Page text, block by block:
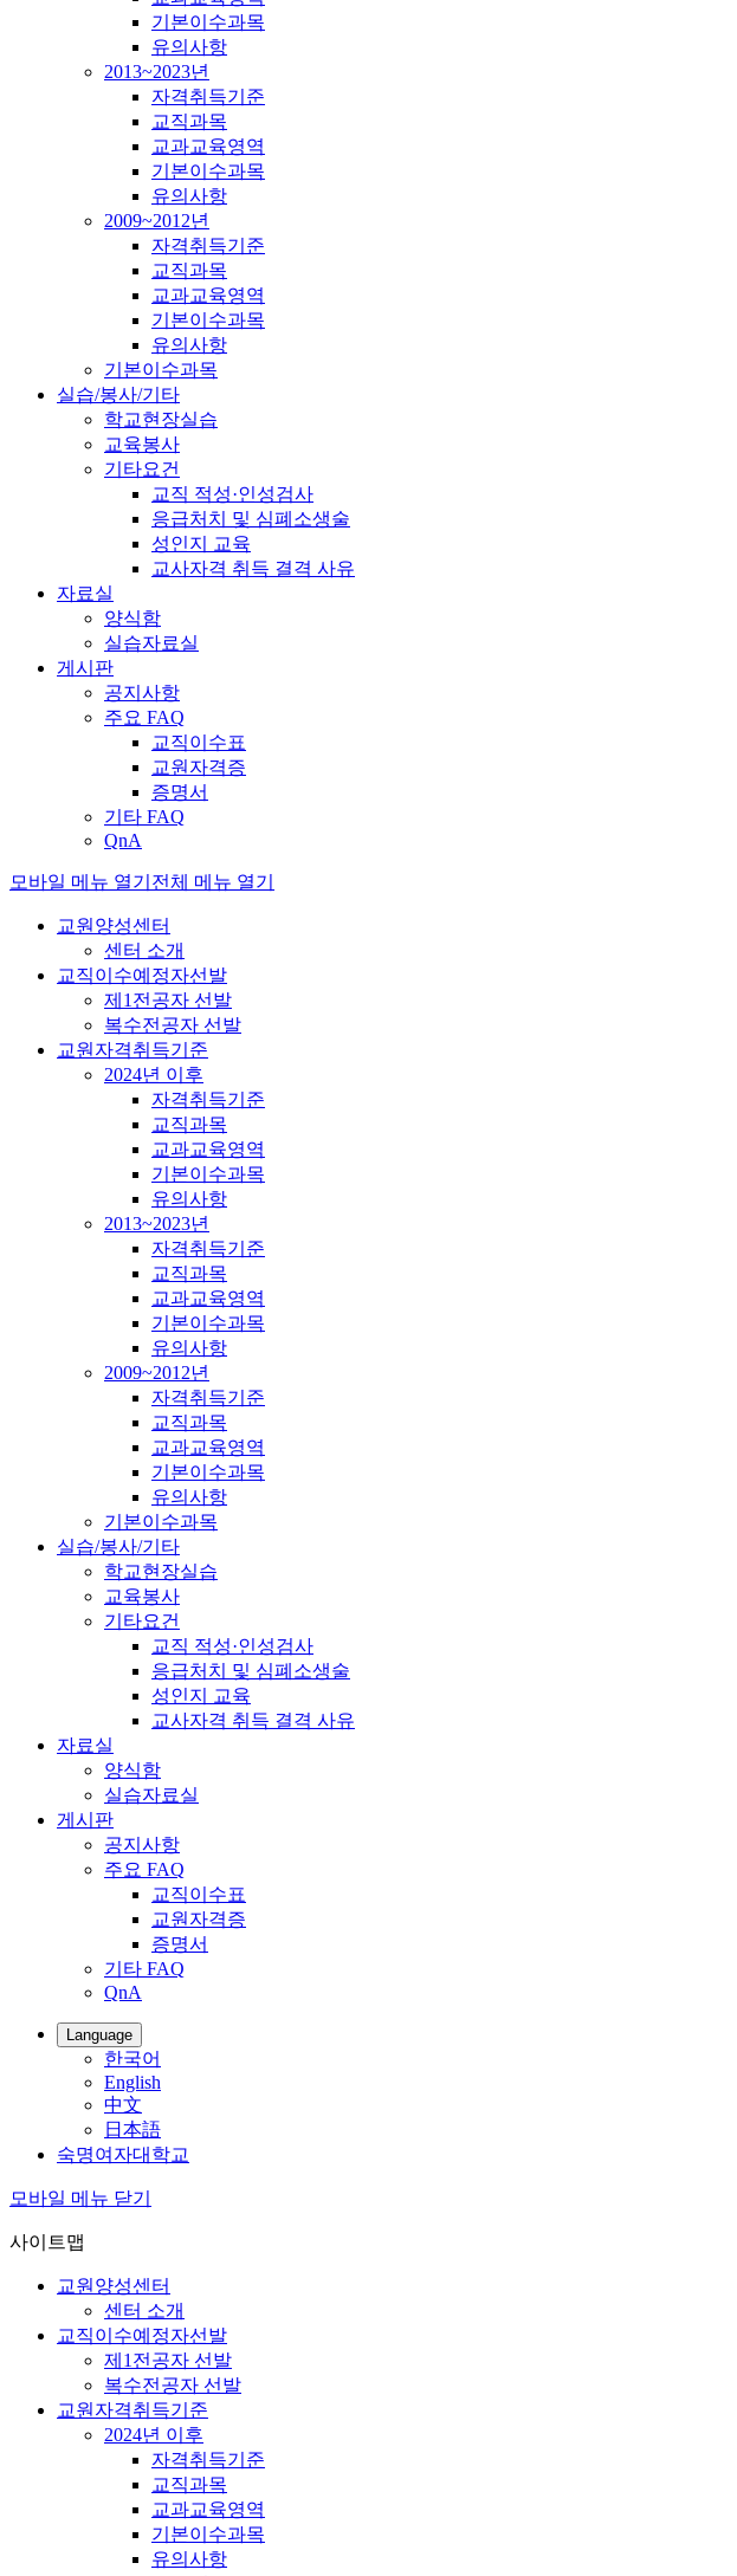
기본이수과목
유의사항
2013~2023년
자격취득기준
교직과목
교과교육영역
기본이수과목
유의사항
2009~2012년
자격취득기준
교직과목
교과교육영역
기본이수과목
유의사항
기본이수과목
실습/봉사/기타
학교현장실습
교육봉사
기타요건
교직 적성·인성검사
응급처치 및 심폐소생술
성인지 교육
교사자격 취득 결격 사유
자료실
양식함
실습자료실
게시판
공지사항
주요 FAQ
교직이수표
교원자격증
증명서
기타 FAQ
QnA
모바일 메뉴 열기 전체 메뉴 열기
교원양성센터
센터 소개
교직이수예정자선발
제1전공자 선발
복수전공자 선발
교원자격취득기준
2024년 이후
자격취득기준
교직과목
교과교육영역
기본이수과목
유의사항
2013~2023년
자격취득기준
교직과목
교과교육영역
기본이수과목
유의사항
2009~2012년
자격취득기준
교직과목
교과교육영역
기본이수과목
유의사항
기본이수과목
실습/봉사/기타
학교현장실습
교육봉사
기타요건
교직 적성·인성검사
응급처치 및 심폐소생술
성인지 교육
교사자격 취득 결격 사유
자료실
양식함
실습자료실
게시판
공지사항
주요 FAQ
교직이수표
교원자격증
증명서
기타 FAQ
QnA
Language
한국어
English
中文
日本語
숙명여자대학교
모바일 메뉴 닫기
사이트맵
교원양성센터
센터 소개
교직이수예정자선발
제1전공자 선발
복수전공자 선발
교원자격취득기준
2024년 이후
자격취득기준
교직과목
교과교육영역
기본이수과목
유의사항